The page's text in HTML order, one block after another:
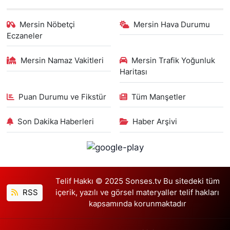
Mersin Nöbetçi
Eczaneler
Mersin Hava Durumu
Mersin Namaz Vakitleri
Mersin Trafik Yoğunluk
Haritası
Puan Durumu ve Fikstür Tüm Manşetler
Son Dakika Haberleri Haber Arşivi
RSS
Telif Hakkı © 2025 Sonses.tv Bu sitedeki tüm
içerik, yazılı ve görsel materyaller telif hakları
kapsamında korunmaktadır